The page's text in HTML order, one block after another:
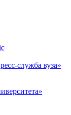
служба вуза»